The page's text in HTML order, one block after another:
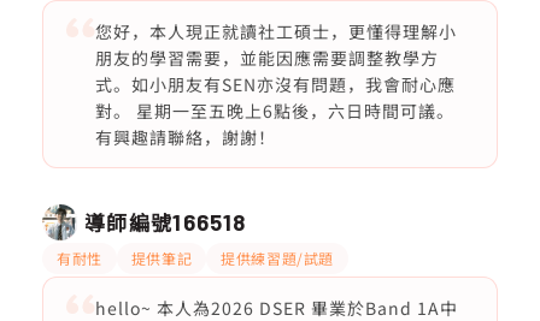
您好，本人現正就讀社工碩士，更懂得理解小
朋友的學習需要，並能因應需要調整教學方
式。如小朋友有SEN亦沒有問題，我會耐心應
對。 星期一至五晚上6點後，六日時間可議。
有興趣請聯絡，謝謝！
導師編號166518
有耐性 提供筆記 提供練習題/試題
hello~ 本人為2026 DSER 畢業於Band 1A中